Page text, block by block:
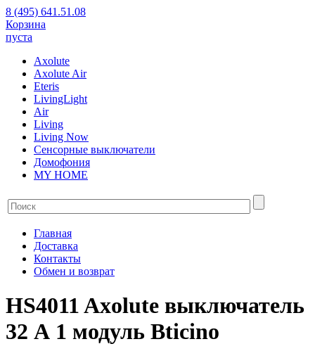
8 (495) 641.51.08
Корзина
пуста
Axolute
Axolute Air
Eteris
LivingLight
Air
Living
Living Now
Сенсорные выключатели
Домофония
MY HOME
Главная
Доставка
Контакты
Обмен и возврат
HS4011 Axolute выключатель
32 А 1 модуль Bticino